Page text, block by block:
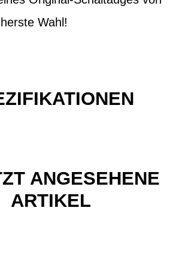
Wahl!
ANGESEHENE
ARTIKEL